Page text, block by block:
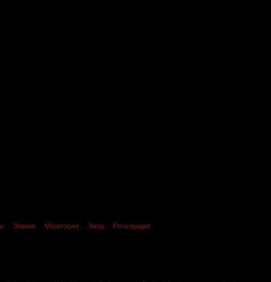
Звания Мониторинг Вход Регистрация